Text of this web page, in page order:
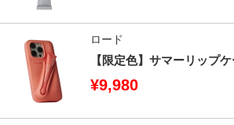
ロード
【限定色】サマーリップ
¥9,980